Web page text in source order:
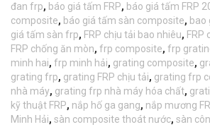
đan frp, báo giá tấm FRP, báo giá tấm FRP
composite, báo giá tấm sàn composite, bao
giá tấm sàn frp, FRP chịu tải bao nhiêu, FRP
FRP chống ăn mòn, frp composite, frp
minh hai, frp minh hải, grating composite,
grating frp, grating FRP chịu tải, grating frp
nhà máy, grating frp nhà máy hóa chất,
kỹ thuật FRP, nắp hố ga gang, nắp mương
Minh Hải, sàn composite thoát nước, sàn